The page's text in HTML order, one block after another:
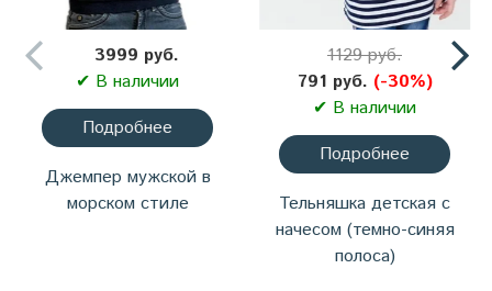
3999 руб.
✔ В наличии
Подробнее
Джемпер мужской в
морском стиле
1129 руб.
791 руб. (-30%)
✔ В наличии
Подробнее
Тельняшка детская с
начесом (темно-синяя
полоса)